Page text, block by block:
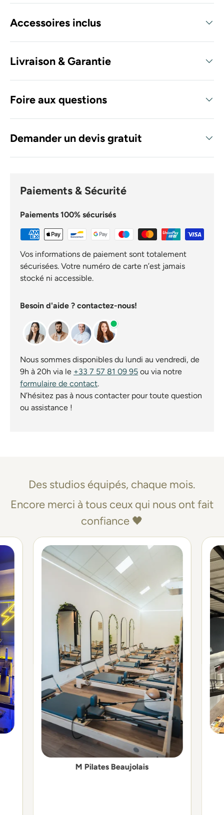
Accessoires inclus
Livraison & Garantie
Foire aux questions
Demander un devis gratuit
Paiements & Sécurité
Paiements 100% sécurisés
Vos informations de paiement sont totalement
sécurisées. Votre numéro de carte n’est jamais
stocké ni accessible.
Besoin d'aide ? contactez-nous!
Nous sommes disponibles du lundi au vendredi, de
9h à 20h via le +33 7 57 81 09 95 ou via notre
formulaire de contact.
N’hésitez pas à nous contacter pour toute question
ou assistance !
Des studios équipés, chaque mois.
Encore merci à tous ceux qui nous ont fait
confiance 🖤
M Pilates Beaujolais